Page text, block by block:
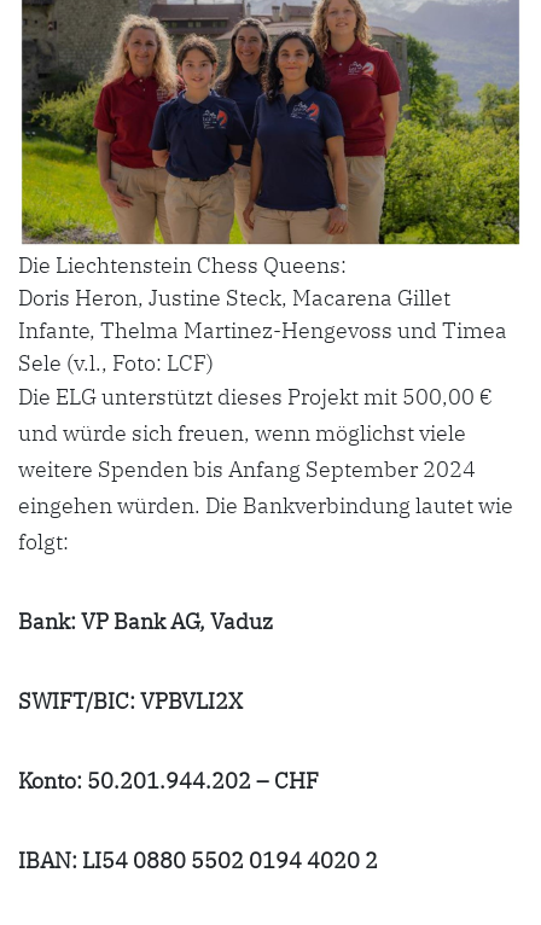
Die Liechtenstein Chess Queens:
Doris Heron, Justine Steck, Macarena Gillet
Infante, Thelma Martinez-Hengevoss und Timea
Sele (v.l., Foto: LCF)
Die ELG unterstützt dieses Projekt mit 500,00 €
und würde sich freuen, wenn möglichst viele
weitere Spenden bis Anfang September 2024
eingehen würden. Die Bankverbindung lautet wie
folgt:
Bank: VP Bank AG, Vaduz
SWIFT/BIC: VPBVLI2X
Konto: 50.201.944.202 – CHF
IBAN: LI54 0880 5502 0194 4020 2